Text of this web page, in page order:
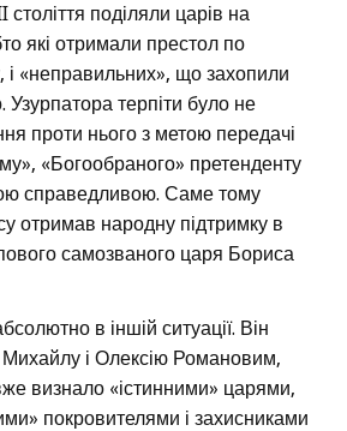
століття поділяли царів на
які отримали престол по
«неправильних», що захопили
терпіти було не
проти нього з метою передачі
«Богообраного» претенденту
справедливою. Саме тому
отримав народну підтримку в
самозваного царя Бориса
в іншій ситуації. Він
і Олексію Романовим,
визнало «істинними» царями,
покровителями і захисниками